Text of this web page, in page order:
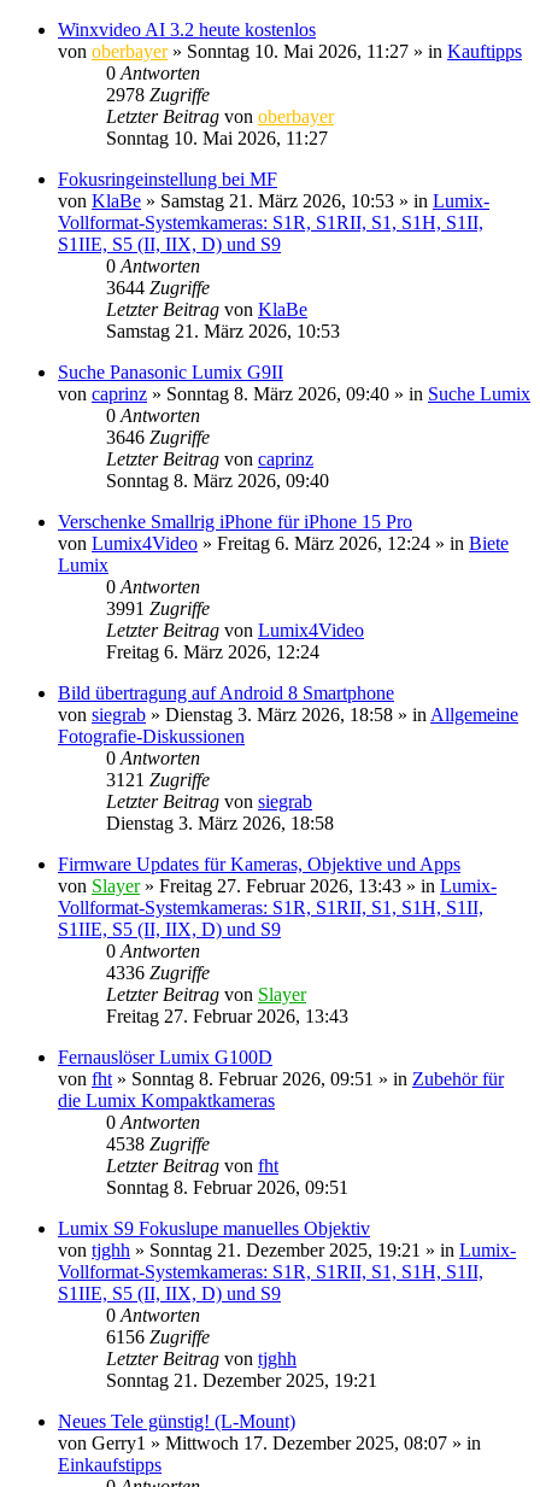
Winxvideo AI 3.2 heute kostenlos
von oberbayer» Sonntag 10. Mai 2026, 11:27 » in Kauftipps
0 Antworten
2978 Zugriffe
Letzter Beitrag von oberbayer
Sonntag 10. Mai 2026, 11:27
Fokusringeinstellung bei MF
von KlaBe » Samstag 21. März 2026, 10:53 » in Lumix-
Vollformat-Systemkameras: S1R, S1RII, S1, S1H, S1II,
S1IIE, S5 (II, IIX, D) und S9
0 Antworten
3644 Zugriffe
Letzter Beitrag von KlaBe
Samstag 21. März 2026, 10:53
Suche Panasonic Lumix G9II
von caprinz » Sonntag 8. März 2026, 09:40 » in Suche Lumix
0 Antworten
3646 Zugriffe
Letzter Beitrag von caprinz
Sonntag 8. März 2026, 09:40
Verschenke Smallrig iPhone für iPhone 15 Pro
von Lumix4Video » Freitag 6. März 2026, 12:24 » in Biete
Lumix
0 Antworten
3991 Zugriffe
Letzter Beitrag von Lumix4Video
Freitag 6. März 2026, 12:24
Bild übertragung auf Android 8 Smartphone
von siegrab » Dienstag 3. März 2026, 18:58 » in Allgemeine
Fotografie-Diskussionen
0 Antworten
3121 Zugriffe
Letzter Beitrag von siegrab
Dienstag 3. März 2026, 18:58
Firmware Updates für Kameras, Objektive und Apps
von Slayer» Freitag 27. Februar 2026, 13:43 » in Lumix-
Vollformat-Systemkameras: S1R, S1RII, S1, S1H, S1II,
S1IIE, S5 (II, IIX, D) und S9
0 Antworten
4336 Zugriffe
Letzter Beitrag von Slayer
Freitag 27. Februar 2026, 13:43
Fernauslöser Lumix G100D
von fht » Sonntag 8. Februar 2026, 09:51 » in Zubehör für
die Lumix Kompaktkameras
0 Antworten
4538 Zugriffe
Letzter Beitrag von fht
Sonntag 8. Februar 2026, 09:51
Lumix S9 Fokuslupe manuelles Objektiv
von tjghh » Sonntag 21. Dezember 2025, 19:21 » in Lumix-
Vollformat-Systemkameras: S1R, S1RII, S1, S1H, S1II,
S1IIE, S5 (II, IIX, D) und S9
0 Antworten
6156 Zugriffe
Letzter Beitrag von tjghh
Sonntag 21. Dezember 2025, 19:21
Neues Tele günstig! (L-Mount)
von Gerry1 » Mittwoch 17. Dezember 2025, 08:07 » in
Einkaufstipps